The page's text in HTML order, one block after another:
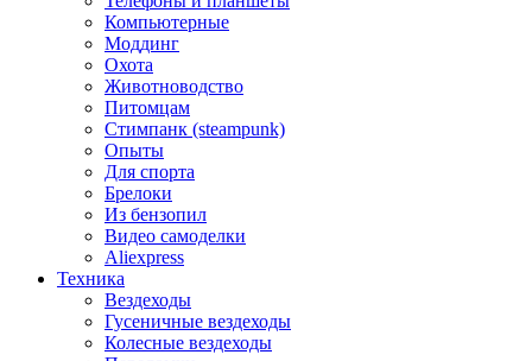
Компьютерные
Моддинг
Охота
Животноводство
Питомцам
Стимпанк (steampunk)
Опыты
Для спорта
Брелоки
Из бензопил
Видео самоделки
Aliexpress
Техника
Вездеходы
Гусеничные вездеходы
Колесные вездеходы